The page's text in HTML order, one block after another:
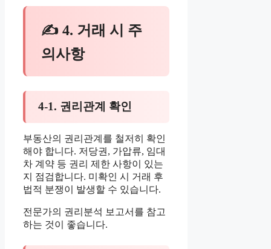
✍ 4. 거래 시 주
의사항
4-1. 권리관계 확인
부동산의 권리관계를 철저히 확인
해야 합니다. 저당권, 가압류, 임대
차 계약 등 권리 제한 사항이 있는
지 점검합니다. 미확인 시 거래 후
법적 분쟁이 발생할 수 있습니다.
전문가의 권리분석 보고서를 참고
하는 것이 좋습니다.